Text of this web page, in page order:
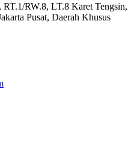
RW.8, LT.8 Karet Tengsin,
Pusat, Daerah Khusus